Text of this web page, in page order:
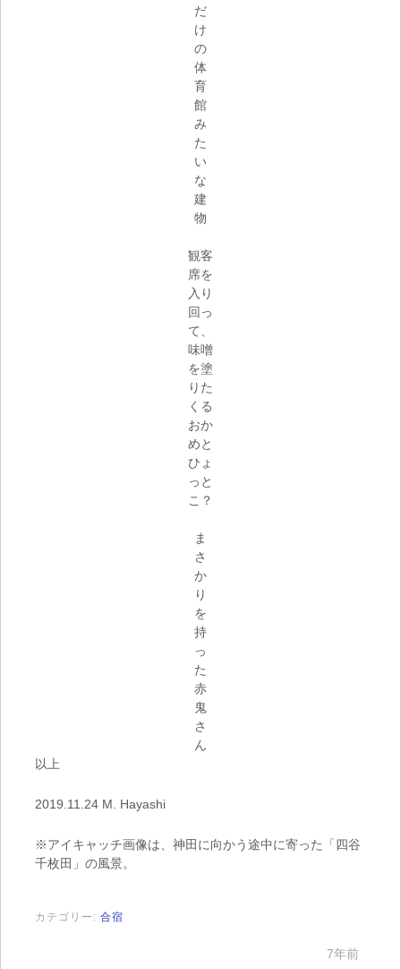
だ
け
の
体
育
館
み
た
い
な
建
物
観客
席を
入り
回っ
て、
味噌
を塗
りた
くる
おか
めと
ひょ
っと
こ？
ま
さ
か
り
を
持
っ
た
赤
鬼
さ
ん
以上
2019.11.24 M. Hayashi
※アイキャッチ画像は、神田に向かう途中に寄った「四谷
千枚田」の風景。
カテゴリー: 合宿
7年前